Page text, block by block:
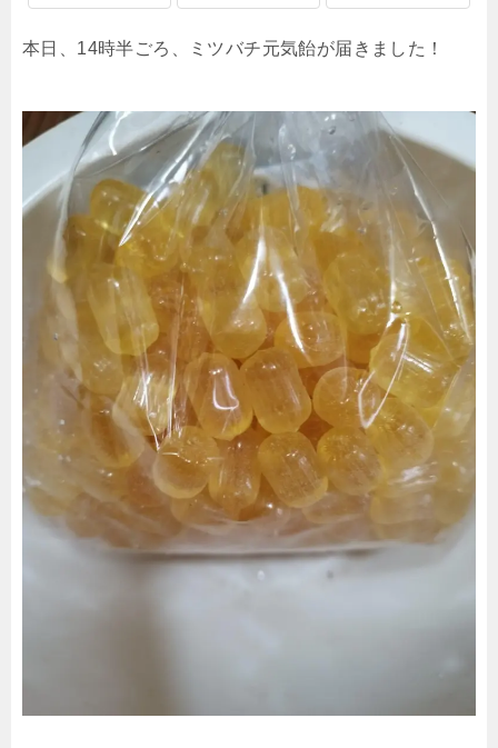
本日、14時半ごろ、ミツバチ元気飴が届きました！